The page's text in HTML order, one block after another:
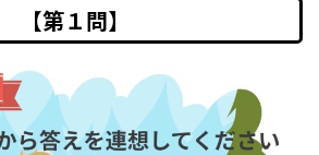
【第１問】